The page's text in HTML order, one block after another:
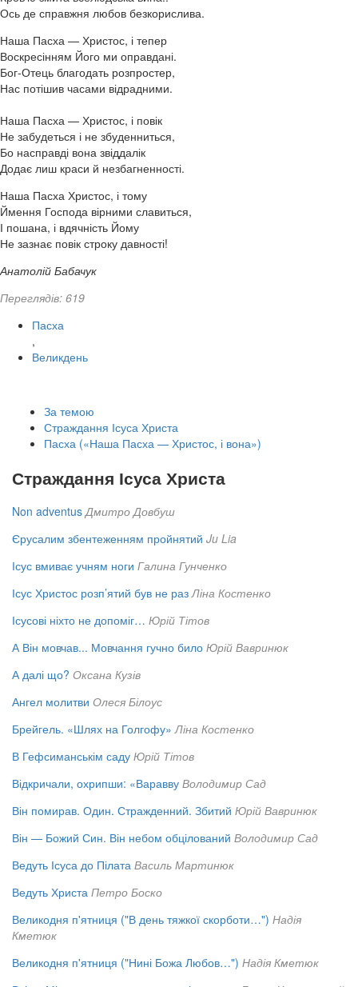
Ось де справжня любов безкорислива.
Наша Пасха — Христос, і тепер
Воскресінням Його ми оправдані.
Бог-Отець благодать розпростер,
Нас потішив часами відрадними.
Наша Пасха — Христос, і повік
Не забудеться і не збуденниться,
Бо насправді вона звіддалік
Додає лиш краси й незбагненності.
Наша Пасха Христос, і тому
Ймення Господа вірними славиться,
І пошана, і вдячність Йому
Не зазнає повік строку давності!
Анатолій Бабачук
Переглядів: 619
Пасха
,
Великдень
За темою
Страждання Ісуса Христа
Пасха («Наша Пасха — Христос, і вона»)
Страждання Ісуса Христа
Non adventus Дмитро Довбуш
Єрусалим збентеженням пройнятий Ju Lia
Ісус вмиває учням ноги Галина Гунченко
Ісус Христос розп’ятий був не раз Ліна Костенко
Ісусові ніхто не допоміг… Юрій Тітов
А Він мовчав... Мовчання гучно било Юрій Вавринюк
А далі що? Оксана Кузів
Ангел молитви Олеся Білоус
Брейгель. «Шлях на Голгофу» Ліна Костенко
В Гефсиманськім саду Юрій Тітов
Відкричали, охрипши: «Варавву Володимир Сад
Він помирав. Один. Стражденний. Збитий Юрій Вавринюк
Він — Божий Син. Він небом обцілований Володимир Сад
Ведуть Ісуса до Пілата Василь Мартинюк
Ведуть Христа Петро Боско
Великодня п'ятниця ("В день тяжкої скорботи…") Надія
Кметюк
Великодня п'ятниця ("Нині Божа Любов…") Надія Кметюк